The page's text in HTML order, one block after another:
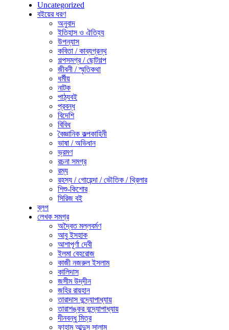
Uncategorized
বইয়ের ধরণ
অনুবাদ
ইতিহাস ও ঐতিহ্য
উপন্যাস
কবিতা / কাব্যগ্রন্থ
গল্পসমগ্র / ছোটগল্প
জীবনী / স্মৃতিকথা
ধর্মীয়
নাটক
পাঠ্যবই
প্রবন্ধ
বিদেশি
বিবিধ
বৈজ্ঞানিক কল্পকাহিনী
ভাষা / অভিধান
ভ্রমণ
রচনা সমগ্র
রম্য
রহস্য / গোয়েন্দা / ভৌতিক / থ্রিলার
শিশু-কিশোর
সিরিজ বই
ব্লগ
লেখক সমগ্র
অদ্বৈত মল্লবর্মণ
আবু ইসহাক
আশাপূর্ণা দেবী
ইলমা বেহরোজ
কাজী নজরুল ইসলাম
কালিদাস
জসীম উদ্‌দীন
জহির রায়হান
তারাদাস বন্দ্যোপাধ্যায়
তারাশঙ্কর বন্দ্যোপাধ্যায়
দীনবন্ধু মিত্র
ফাহাম আব্দুস সালাম